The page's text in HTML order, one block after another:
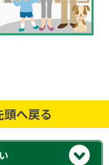
頭へ戻る